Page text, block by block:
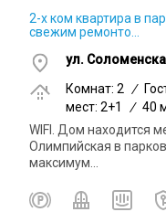
2-х ком квартира в
свежим ремонто...
ул.
Комнат: 2 /
мест: 2+1
/ 40
WIFI. Дом находится
Олимпийская в
максимум...